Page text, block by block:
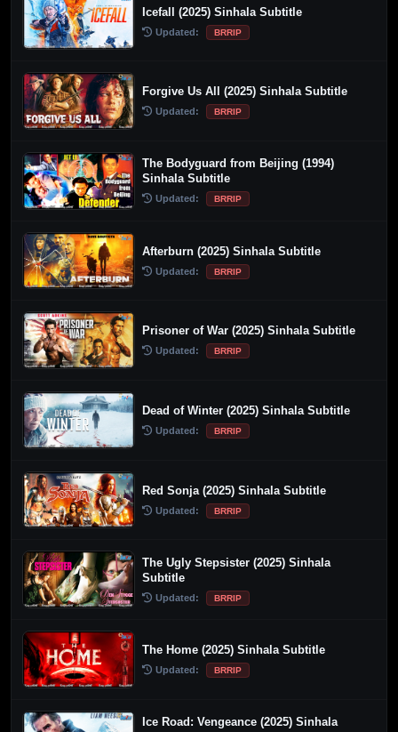
Icefall (2025) Sinhala Subtitle
Updated: BRRIP
Forgive Us All (2025) Sinhala Subtitle
Updated: BRRIP
The Bodyguard from Beijing (1994)
Sinhala Subtitle
Updated: BRRIP
Afterburn (2025) Sinhala Subtitle
Updated: BRRIP
Prisoner of War (2025) Sinhala Subtitle
Updated: BRRIP
Dead of Winter (2025) Sinhala Subtitle
Updated: BRRIP
Red Sonja (2025) Sinhala Subtitle
Updated: BRRIP
The Ugly Stepsister (2025) Sinhala
Subtitle
Updated: BRRIP
The Home (2025) Sinhala Subtitle
Updated: BRRIP
Ice Road: Vengeance (2025) Sinhala